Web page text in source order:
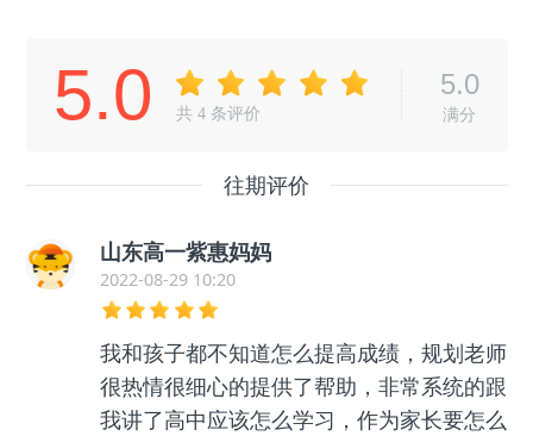
5.0 共4 条评价
5.0
满分
往期评价
山东高一紫惠妈妈
2022-08-29 10:20
我和孩子都不知道怎么提高成绩，规划老师
很热情很细心的提供了帮助，非常系统的跟
我讲了高中应该怎么学习，作为家长要怎么